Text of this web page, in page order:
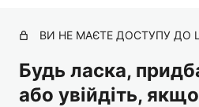
Класичне
Оригінальне
5 уроків
ВИ НЕ МАЄТЕ ДОСТУПУ ДО
Будь ласка,
або увійдіть,